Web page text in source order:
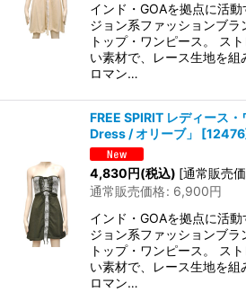
インド・GOAを拠点に活
ジョン系ファッションブ
トップ・ワンピース。 ス
い素材で、レース生地を
ロマン…
FREE SPIRIT レディース
Dress / オリーブ」
[12476
4,830円(税込) [通常販売
通常販売価格: 6,900円
インド・GOAを拠点に活
ジョン系ファッションブ
トップ・ワンピース。 ス
い素材で、レース生地を
ロマン…